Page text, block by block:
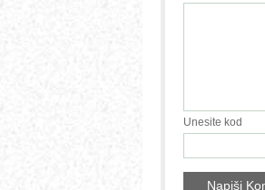
Unesite kod